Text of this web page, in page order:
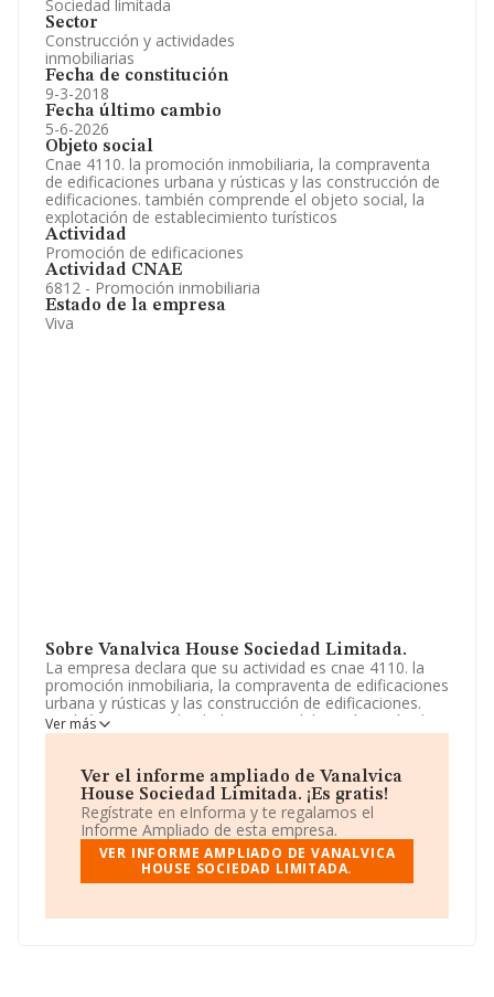
Sociedad limitada
Sector
Construcción y actividades
inmobiliarias
Fecha de constitución
9-3-2018
Fecha último cambio
5-6-2026
Objeto social
Cnae 4110. la promoción inmobiliaria, la compraventa
de edificaciones urbana y rústicas y las construcción de
edificaciones. también comprende el objeto social, la
explotación de establecimiento turísticos
Actividad
Promoción de edificaciones
Actividad CNAE
6812 - Promoción inmobiliaria
Estado de la empresa
Viva
Sobre Vanalvica House Sociedad Limitada.
La empresa declara que su actividad es cnae 4110. la
promoción inmobiliaria, la compraventa de edificaciones
urbana y rústicas y las construcción de edificaciones.
también comprende el objeto social, la explotación de
establecimiento turísticos. La empresa está registrada
La empresa no tiene actividad en mercados exteriores.
La sociedadVanalvica House Sociedad Limitada
B04880241, tiene domicilio fiscal en Calle Real núm. 26
3, (04740), Roquetas De Mar, en Almería, Andalucía.
En relación con el sector y disponiendo de los datos de
nacional alcanza los 29.817 millones de euros y se
Ver más
Ver el informe ampliado de Vanalvica
House Sociedad Limitada. ¡Es gratis!
Regístrate en eInforma y te regalamos el
Informe Ampliado de esta empresa.
VER INFORME AMPLIADO DE VANALVICA
HOUSE SOCIEDAD LIMITADA.